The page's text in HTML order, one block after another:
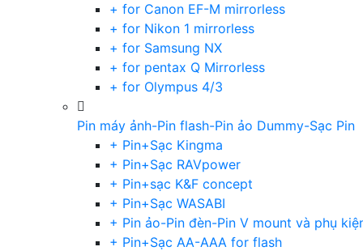
+ for Canon EF-M mirrorless
+ for Nikon 1 mirrorless
+ for Samsung NX
+ for pentax Q Mirrorless
+ for Olympus 4/3
Pin máy ảnh-Pin flash-Pin ảo Dummy-Sạc Pin
+ Pin+Sạc Kingma
+ Pin+Sạc RAVpower
+ Pin+sạc K&F concept
+ Pin+Sạc WASABI
+ Pin ảo-Pin đèn-Pin V mount và phụ
+ Pin+Sạc AA-AAA for flash